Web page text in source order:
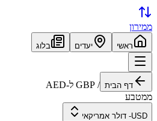
ממירון
ראשי יעדים בלוג
דף הבית /
GBP ל-AED
ממטבע
USD
- דולר אמריקאי